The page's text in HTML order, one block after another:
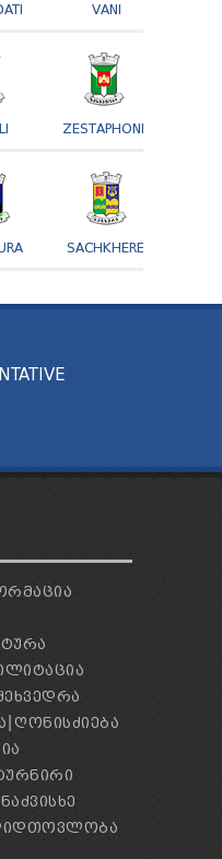
VANI
ZESTAPHONI
SACHKHERE
ᲦᲝᲜᲘᲡᲫᲘᲔᲑᲐ